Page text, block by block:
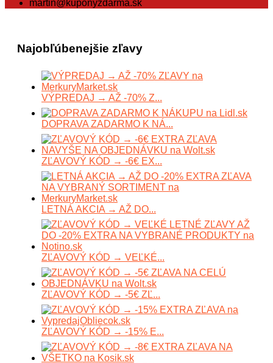
martin@kuponyzdarma.sk
Najobľúbenejšie zľavy
VÝPREDAJ → AŽ -70% Z...
DOPRAVA ZADARMO K NÁ...
ZĽAVOVÝ KÓD → -6€ EX...
LETNÁ AKCIA → AŽ DO...
ZĽAVOVÝ KÓD → VEĽKÉ...
ZĽAVOVÝ KÓD → -5€ ZĽ...
ZĽAVOVÝ KÓD → -15% E...